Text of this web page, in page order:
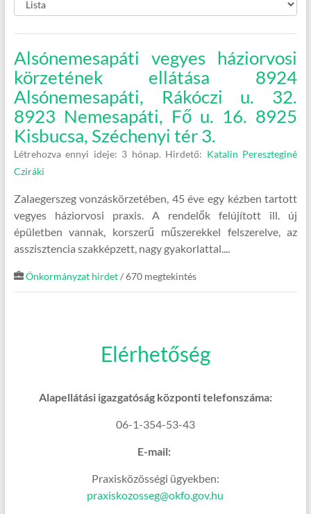
Alsónemesapáti vegyes háziorvosi
körzetének ellátása 8924
Alsónemesapáti, Rákóczi u. 32.
8923 Nemesapáti, Fő u. 16. 8925
Kisbucsa, Széchenyi tér 3.
Létrehozva ennyi ideje: 3 hónap. Hirdető: Katalin Pereszteginé
Cziráki
Zalaegerszeg vonzáskörzetében, 45 éve egy kézben tartott
vegyes háziorvosi praxis. A rendelők felújított ill. új
épületben vannak, korszerű műszerekkel felszerelve, az
asszisztencia szakképzett, nagy gyakorlattal....
Önkormányzat hirdet/ 670 megtekintés
Elérhetőség
Alapellátási igazgatóság központi telefonszáma:
06-1-354-53-43
E-mail:
Praxisközösségi ügyekben:
praxiskozosseg@okfo.gov.hu